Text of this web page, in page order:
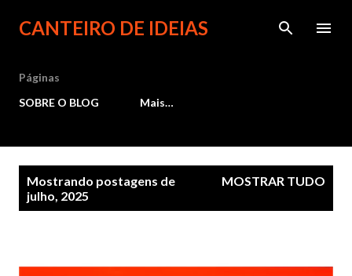
Pular para o conteúdo principal
CANTEIRO DE IDEIAS
Páginas
SOBRE O BLOG
Mais…
Mostrando postagens de
julho, 2025
MOSTRAR TUDO